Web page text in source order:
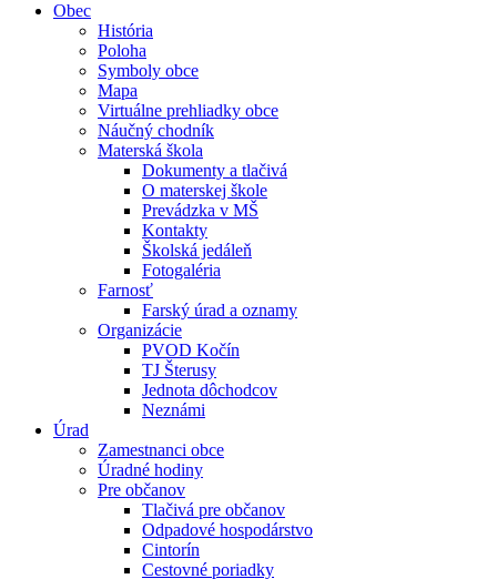
Obec
História
Poloha
Symboly obce
Mapa
Virtuálne prehliadky obce
Náučný chodník
Materská škola
Dokumenty a tlačivá
O materskej škole
Prevádzka v MŠ
Kontakty
Školská jedáleň
Fotogaléria
Farnosť
Farský úrad a oznamy
Organizácie
PVOD Kočín
TJ Šterusy
Jednota dôchodcov
Neznámi
Úrad
Zamestnanci obce
Úradné hodiny
Pre občanov
Tlačivá pre občanov
Odpadové hospodárstvo
Cintorín
Cestovné poriadky